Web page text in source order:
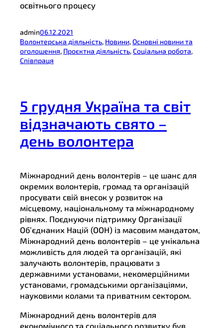
освітнього процесу
admin06.12.2021
Волонтерська діяльність, Новини, Основні новини та
оголошення, Проєктна діяльність, Соціальна робота
Співпраця
5 грудня Україна та світ
відзначають свято –
день волонтера
Міжнародний день волонтерів – це шанс для
окремих волонтерів, громад та організацій
просувати свій внесок у розвиток на
місцевому, національному та міжнародному
рівнях. Поєднуючи підтримку Організації
Об’єднаних Націй (ООН) із масовим мандатом,
Міжнародний день волонтерів – це унікальна
можливість для людей та організацій, які
залучають волонтерів, працювати з
державними установами, некомерційними
установами, громадськими організаціями,
науковими колами та приватним сектором.
Міжнародний день волонтерів для
економічного та соціального розвитку був